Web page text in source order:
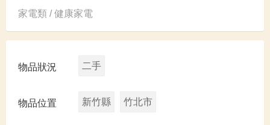
家電類 / 健康家電
物品狀況 二手
物品位置 新竹縣 竹北市